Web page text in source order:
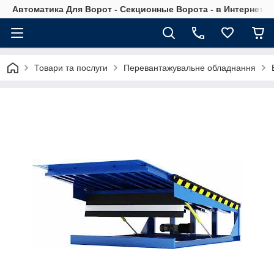
Автоматика Для Ворот - Секционные Ворота - в Интернет
Товари та послуги Перевантажувальне обладнання